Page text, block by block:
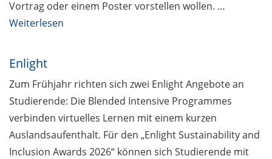
Vortrag oder einem Poster vorstellen wollen. …
Weiterlesen
Enlight
Zum Frühjahr richten sich zwei Enlight Angebote an
Studierende: Die Blended Intensive Programmes
verbinden virtuelles Lernen mit einem kurzen
Auslandsaufenthalt. Für den „Enlight Sustainability and
Inclusion Awards 2026“ können sich Studierende mit